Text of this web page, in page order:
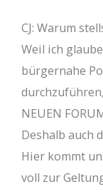
CJ: Warum
Weil ich
bürgernahe
NEUEN
Deshalb auch
Hier kommt
voll zur